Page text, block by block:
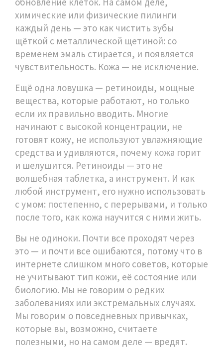
химические или физические пилинги
каждый день — это как чистить зубы
щёткой с металлической щетиной: со
временем эмаль стирается, и появляется
чувствительность. Кожа — не исключение.
Ещё одна ловушка — ретиноиды, мощные
вещества, которые работают, но только
если их правильно вводить. Многие
начинают с высокой концентрации, не
готовят кожу, не используют увлажняющие
средства и удивляются, почему кожа горит
и шелушится. Ретиноиды — это не
волшебная таблетка, а инструмент. И как
любой инструмент, его нужно использовать
с умом: постепенно, с перерывами, и только
после того, как кожа научится с ними жить.
Вы не одиноки. Почти все проходят через
это — и почти все ошибаются, потому что в
интернете слишком много советов, которые
не учитывают тип кожи, её состояние или
биологию. Мы не говорим о редких
заболеваниях или экстремальных случаях.
Мы говорим о повседневных привычках,
которые вы, возможно, считаете
полезными, но на самом деле — вредят.